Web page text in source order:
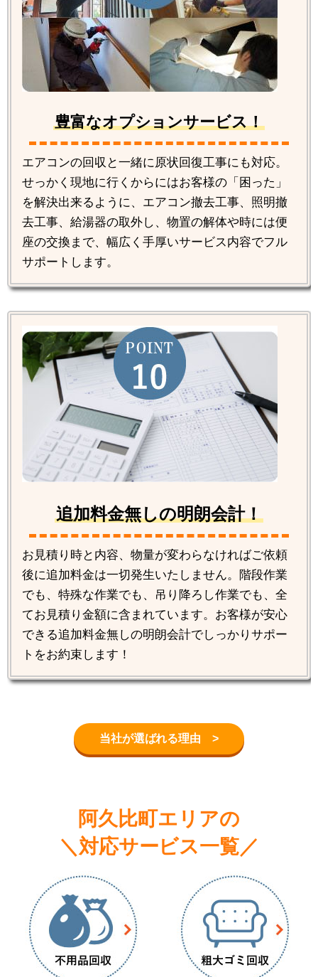
豊富なオプションサービス！
エアコンの回収と一緒に原状回復工事にも対応。
せっかく現地に行くからにはお客様の「困った」
を解決出来るように、エアコン撤去工事、照明撤
去工事、給湯器の取外し、物置の解体や時には便
座の交換まで、幅広く手厚いサービス内容でフル
サポートします。
追加料金無しの明朗会計！
お見積り時と内容、物量が変わらなければご依頼
後に追加料金は一切発生いたしません。階段作業
でも、特殊な作業でも、吊り降ろし作業でも、全
てお見積り金額に含まれています。お客様が安心
できる追加料金無しの明朗会計でしっかりサポー
トをお約束します！
当社が選ばれる理由 >
阿久比町エリアの
＼対応サービス一覧／